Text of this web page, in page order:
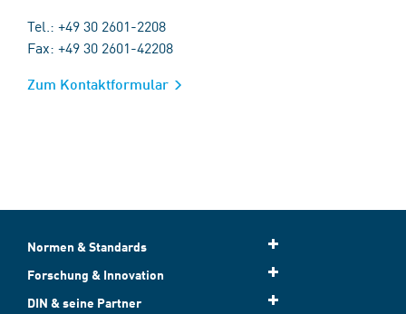
Tel.: +49 30 2601-2208
Fax: +49 30 2601-42208
Zum Kontaktformular
Normen & Standards
Forschung & Innovation
DIN & seine Partner